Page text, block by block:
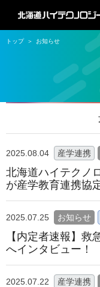
トップ お知らせ
2025.08.04 産学連携
北海道ハイテクノ
が産学教育連携協
2025.07.25 お知らせ
【内定者速報】救
へインタビュー！
2025.07.22 産学連携